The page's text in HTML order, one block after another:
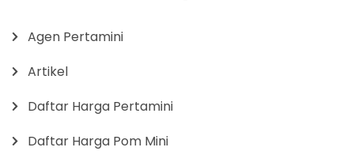
Agen Pertamini
Artikel
Daftar Harga Pertamini
Daftar Harga Pom Mini